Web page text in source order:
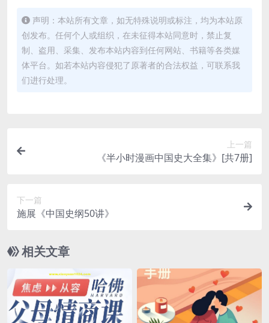
声明：本站所有文章，如无特殊说明或标注，均为本站原
创发布。任何个人或组织，在未征得本站同意时，禁止复
制、盗用、采集、发布本站内容到任何网站、书籍等各类媒
体平台。如若本站内容侵犯了原著者的合法权益，可联系我
们进行处理。
上一篇
《半小时漫画中国史大全集》[共7册]
下一篇
施展《中国史纲50讲》
相关文章